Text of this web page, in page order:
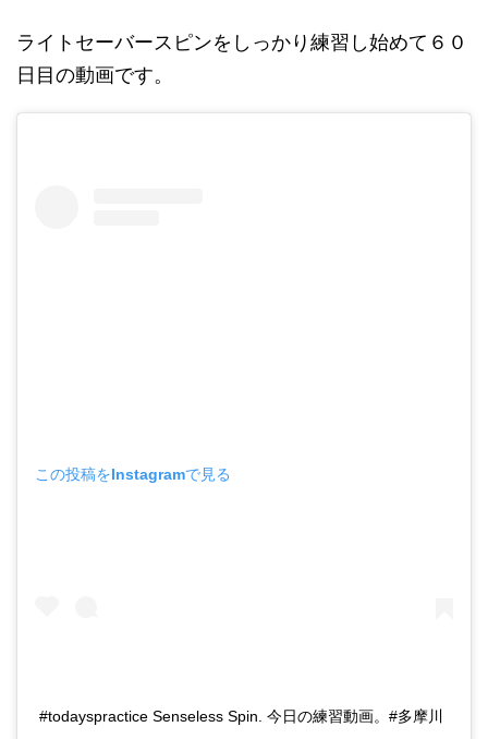
ライトセーバースピンをしっかり練習し始めて６０
日目の動画です。
この投稿をInstagramで見る
#todayspractice Senseless Spin. 今日の練習動画。#多摩川